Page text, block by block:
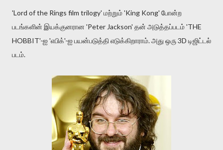
'Lord of the Rings film trilogy' மற்றும் 'King Kong' போன்ற
படங்களின் இயக்குனரான 'Peter Jackson' தன் அடுத்தப்படம் 'THE
HOBBIT'-ஐ 'எபிக்'-ஐ பயன்படுத்தி எடுக்கிறாராம். அது ஒரு 3D டிஜிட்டல்
படம்.